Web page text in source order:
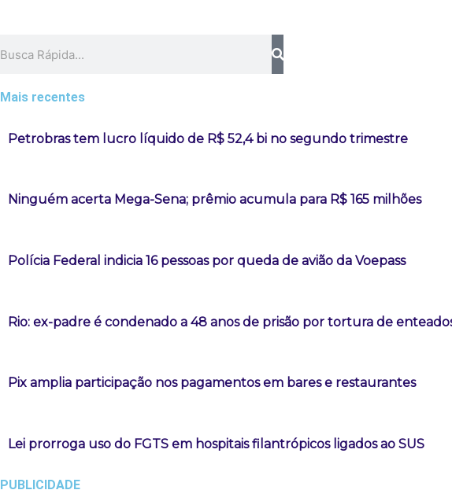
Mais recentes
Petrobras tem lucro líquido de R$ 52,4 bi no segundo trimestre
Ninguém acerta Mega-Sena; prêmio acumula para R$ 165 milhões
Polícia Federal indicia 16 pessoas por queda de avião da Voepass
Rio: ex-padre é condenado a 48 anos de prisão por tortura de
Pix amplia participação nos pagamentos em bares e restaurantes
Lei prorroga uso do FGTS em hospitais filantrópicos ligados ao SUS
PUBLICIDADE